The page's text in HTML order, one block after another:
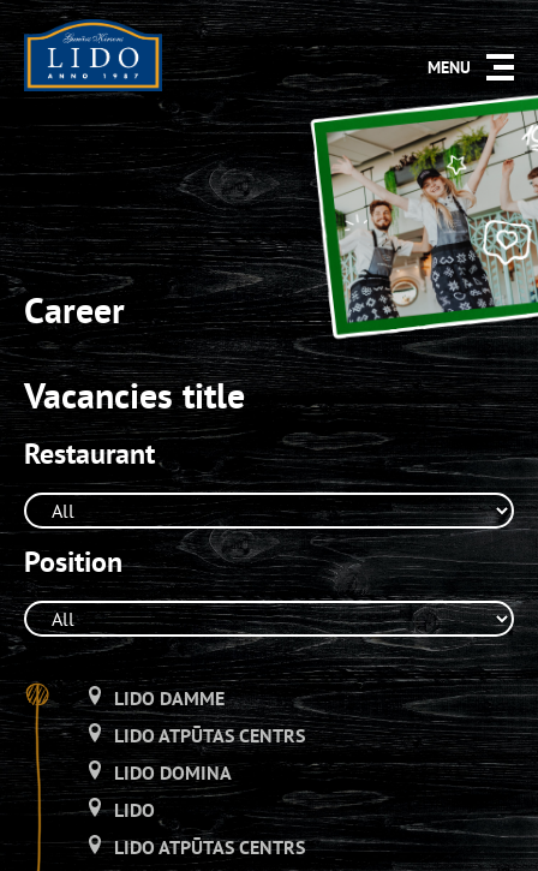
MENU
Career
Vacancies title
Restaurant
Position
LIDO DAMME
LIDO ATPŪTAS CENTRS
LIDO DOMINA
LIDO
LIDO ATPŪTAS CENTRS